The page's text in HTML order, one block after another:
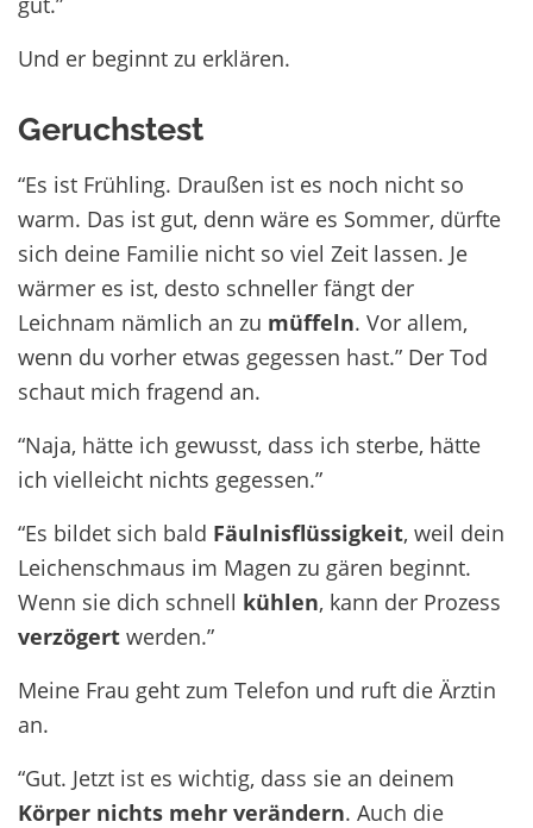
Und er beginnt zu erklären.
Geruchstest
“Es ist Frühling. Draußen ist es noch nicht so
warm. Das ist gut, denn wäre es Sommer, dürfte
sich deine Familie nicht so viel Zeit lassen. Je
wärmer es ist, desto schneller fängt der
Leichnam nämlich an zu müffeln. Vor allem,
wenn du vorher etwas gegessen hast.” Der Tod
schaut mich fragend an.
“Naja, hätte ich gewusst, dass ich sterbe, hätte
ich vielleicht nichts gegessen.”
“Es bildet sich bald Fäulnisflüssigkeit, weil dein
Leichenschmaus im Magen zu gären beginnt.
Wenn sie dich schnell kühlen, kann der Prozess
verzögert werden.”
Meine Frau geht zum Telefon und ruft die Ärztin
an.
“Gut. Jetzt ist es wichtig, dass sie an deinem
Körper nichts mehr verändern. Auch die